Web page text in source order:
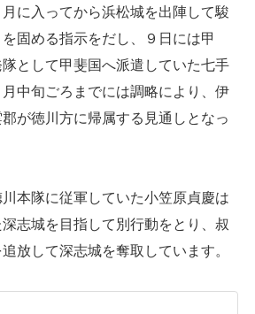
に入ってから浜松城を出陣して駿
固める指示をだし、９日には甲
として甲斐国へ派遣していた七手
中旬ごろまでには調略により、伊
が徳川方に帰属する見通しとなっ
本隊に従軍していた小笠原貞慶は
深志城を目指して別行動をとり、叔
放して深志城を奪取しています。